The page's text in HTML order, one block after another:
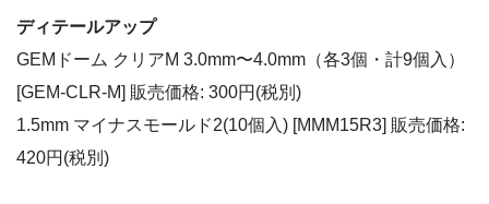
ディテールアップ
GEMドーム クリアM 3.0mm〜4.0mm（各3個・計9個入）
[GEM-CLR-M] 販売価格: 300円(税別)
1.5mm マイナスモールド2(10個入) [MMM15R3] 販売価格:
420円(税別)